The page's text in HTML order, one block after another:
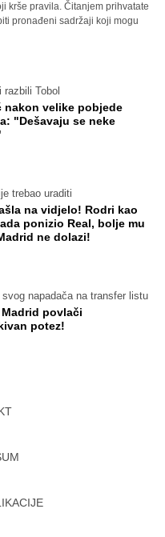
krše pravila. Čitanjem prihvatate
pronađeni sadržaji koji mogu
razbili Tobol
nakon velike pobjede
"Dešavaju se neke
trebao uraditi
na vidjelo! Rodri kao
ponizio Real, bolje mu
ne dolazi!
napadača na transfer listu
povlači
potez!